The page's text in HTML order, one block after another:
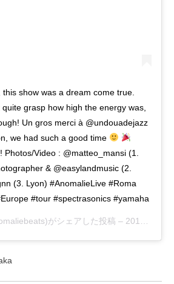
show was a dream come true.
quite grasp how high the energy was,
Un gros merci à @undouadejazz
we had such a good time
Video : @matteo_mansi (1.
& @easylandmusic (2.
(3. Lyon) #AnomalieLive #Roma
#tour #spectrasonics #yamaha
がシェアした投稿 – 2018年10月月29日午前7時05分PDT